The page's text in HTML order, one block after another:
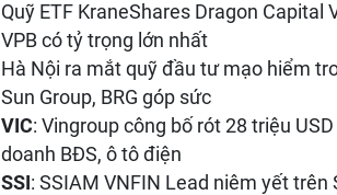
Quỹ ETF KraneShares Dragon
VPB có tỷ trọng lớn nhất
Hà Nội ra mắt quỹ đầu tư mạo hiểm
Sun Group, BRG góp sức
VIC: Vingroup công bố rót 28 triệu
doanh BĐS, ô tô điện
SSI : SSIAM VNFIN Lead niêm yết